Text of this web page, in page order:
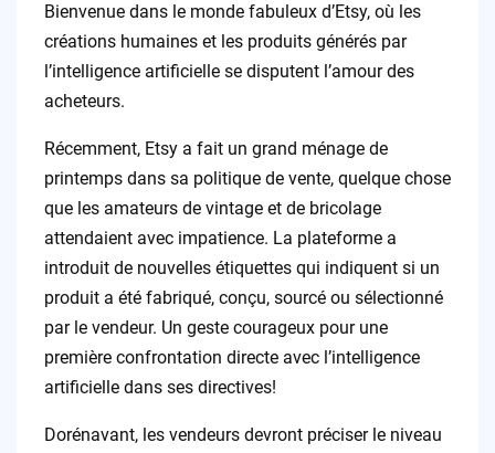
Bienvenue dans le monde fabuleux d’Etsy, où les
créations humaines et les produits générés par
l’intelligence artificielle se disputent l’amour des
acheteurs.
Récemment, Etsy a fait un grand ménage de
printemps dans sa politique de vente, quelque chose
que les amateurs de vintage et de bricolage
attendaient avec impatience. La plateforme a
introduit de nouvelles étiquettes qui indiquent si un
produit a été fabriqué, conçu, sourcé ou sélectionné
par le vendeur. Un geste courageux pour une
première confrontation directe avec l’intelligence
artificielle dans ses directives!
Dorénavant, les vendeurs devront préciser le niveau